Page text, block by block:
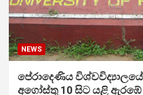
NEWS
පේරාදෙණිය
අගෝස්තු 10 සිට යළි ඇරඹේ